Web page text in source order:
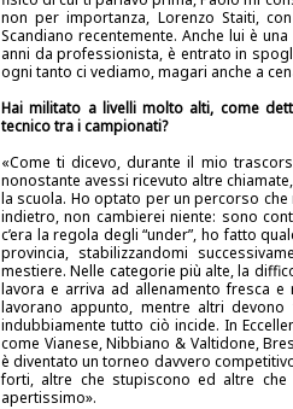
non per importanza, Lorenzo Staiti,
Scandiano recentemente. Anche lui è
anni da professionista, è entrato in
ogni tanto ci vediamo, magari anche a
Hai militato a livelli molto alti, come
tecnico tra i campionati?
«Come ti dicevo, durante il mio
nonostante avessi ricevuto altre
la scuola. Ho optato per un percorso
indietro, non cambierei niente: sono
c’era la regola degli “under”, ho fatto
provincia, stabilizzandomi
mestiere. Nelle categorie più alte, la
lavora e arriva ad allenamento fresca
lavorano appunto, mentre altri
indubbiamente tutto ciò incide. In
come Vianese, Nibbiano & Valtidone,
è diventato un torneo davvero
forti, altre che stupiscono ed altre
apertissimo».